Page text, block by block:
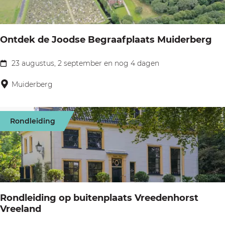
t
o
r
s
h
p
e
r
t
c
S
p
i
e
g
e
Ontdek de Joodse Begraafplaats Muiderberg
O
n
d
k
d
e
o
23 augustus, 2 september en nog 4 dagen
Muiderberg
Rondleiding op buitenplaats Vreedenhorst
Vreeland
Rondleiding